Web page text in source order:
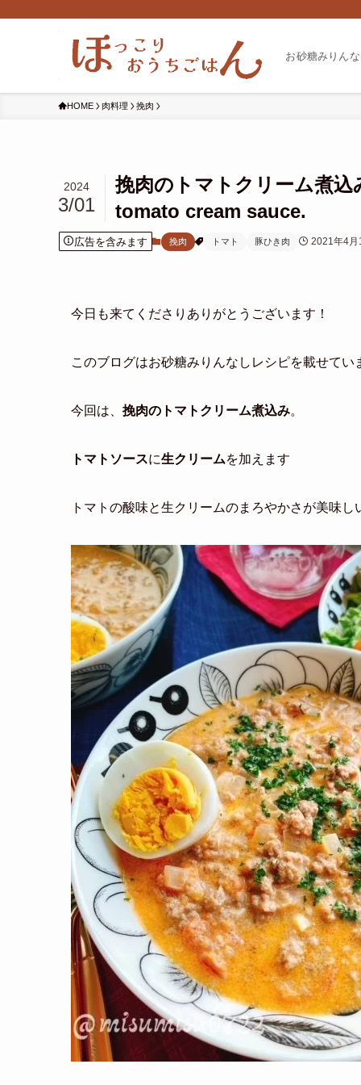
お砂糖みりん
HOME 肉料理 挽肉
挽肉のトマトクリーム煮
tomato cream sauce.
2024
3/01
広告を含みます 挽肉 トマト 豚ひき肉 2021年4月
今日も来てくださりありがとうございます！
このブログはお砂糖みりんなしレシピを載せてい
今回は、 挽肉のトマトクリーム煮込み。
トマトソースに生クリームを加えます
トマトの酸味と生クリームのまろやかさが美味